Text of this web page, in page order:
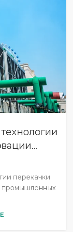
перекачки
промышленных